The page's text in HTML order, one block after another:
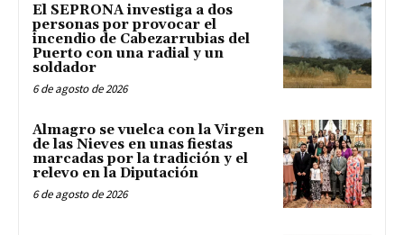
El SEPRONA investiga a dos
personas por provocar el
incendio de Cabezarrubias del
Puerto con una radial y un
soldador
6 de agosto de 2026
Almagro se vuelca con la Virgen
de las Nieves en unas fiestas
marcadas por la tradición y el
relevo en la Diputación
6 de agosto de 2026